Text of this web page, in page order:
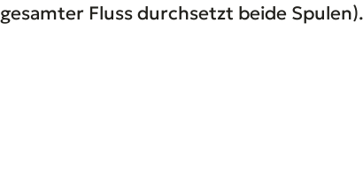
gesamter Fluss durchsetzt beide Spulen).